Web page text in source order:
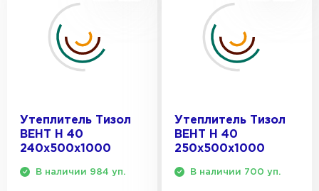
Утеплитель Тизол
ВЕНТ Н 40
240х500х1000
В наличии 984 уп.
Утеплитель Тизол
ВЕНТ Н 40
250х500х1000
В наличии 700 уп.